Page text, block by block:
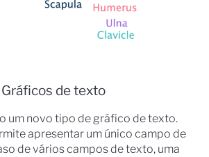
Gráficos de texto
um novo tipo de gráfico de texto.
apresentar um único campo de
de vários campos de texto, uma